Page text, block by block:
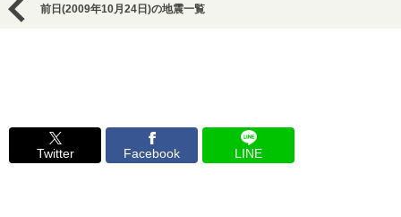
前日(2009年10月24日)の地震一覧
Twitter Facebook LINE